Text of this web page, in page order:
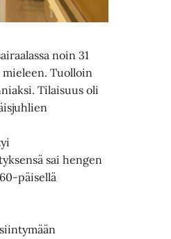
noin 31
Tuolloin
Tilaisuus oli
sai hengen
päisellä